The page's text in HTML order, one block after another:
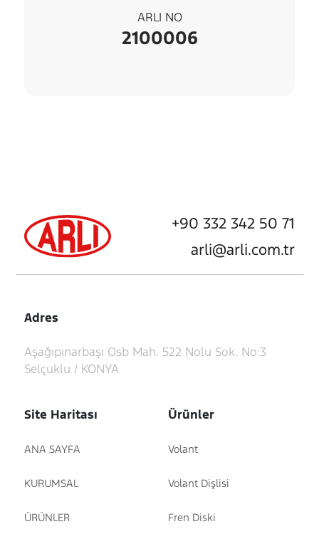
ARLI NO
2100006
+90 332 342 50 71
arli@arli.com.tr
Adres
Aşağıpınarbaşı Osb Mah. 522 Nolu Sok. No:3
Selçuklu / KONYA
Site Haritası
ANA SAYFA
KURUMSAL
ÜRÜNLER
Ürünler
Volant
Volant Dişlisi
Fren Diski